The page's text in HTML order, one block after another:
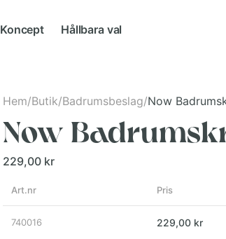
Koncept Hållbara val
Hem/Butik/Badrumsbeslag/Now
Now
229,00 kr
Art.nr Pris
740016 229,00 kr